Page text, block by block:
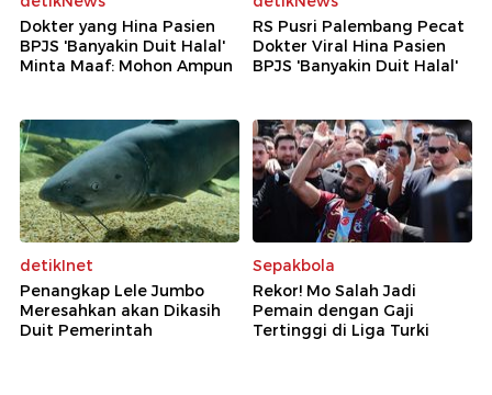
Dokter yang Hina Pasien
BPJS 'Banyakin Duit Halal'
Minta Maaf: Mohon Ampun
RS Pusri Palembang Pecat
Dokter Viral Hina Pasien
BPJS 'Banyakin Duit Halal'
detikInet
Penangkap Lele Jumbo
Meresahkan akan Dikasih
Duit Pemerintah
Sepakbola
Rekor! Mo Salah Jadi
Pemain dengan Gaji
Tertinggi di Liga Turki